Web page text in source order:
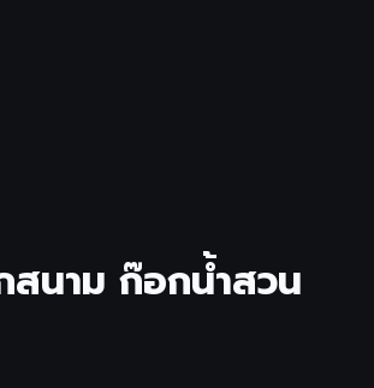
นาม ก๊อกน้ำสวน